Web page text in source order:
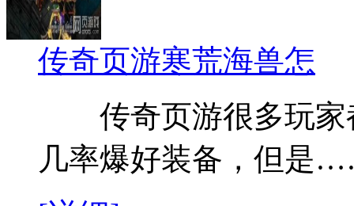
传奇页游寒荒海兽怎
传奇页游很多玩家
几率爆好装备，但是